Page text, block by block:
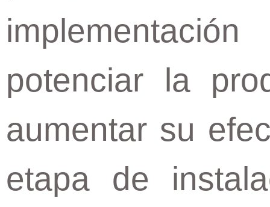
potenciar la
aumentar su
etapa de